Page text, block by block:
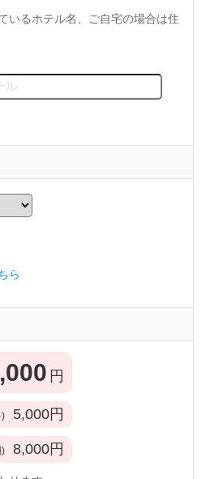
いるホテル名、ご自宅の場合は住
ら
円
) 5,000円
) 8,000円